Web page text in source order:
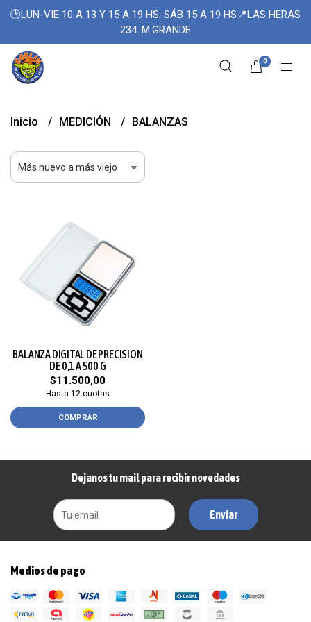
🕑LUN-VIE 10 A 13 Y 15 A 19 HS. SÁB 15 A 19 HS📍LAS HERAS
234. M.GRANDE
0
Inicio MEDICIÓN BALANZAS
BALANZA DIGITAL DE PRECISION
DE 0,1 A 500 G
$11.500,00
Hasta 12 cuotas
COMPRAR
Dejanos tu mail para recibir novedades
Enviar
Medios de pago